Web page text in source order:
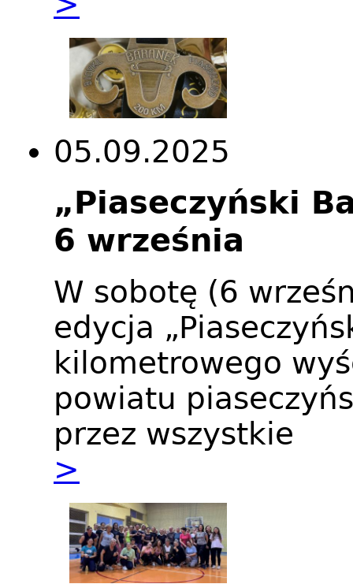
05.09.2025
„Piaseczyński
6 września
W sobotę (6
edycja
kilometrowego
powiatu
przez wszystkie
>